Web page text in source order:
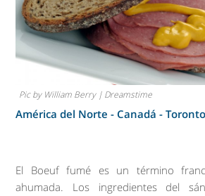
Pic by William Berry | Dreamstime
América del Norte - Canadá -Toronto
El Boeuf fumé es un término
ahumada. Los ingredientes del